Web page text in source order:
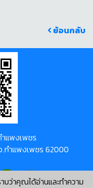
ย้อนกลับ
บว่าคุณได้อ่านและทำความ
แพงเพชร
.กำแพงเพชร 62000